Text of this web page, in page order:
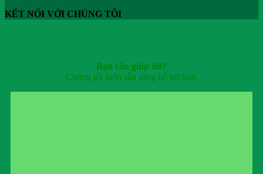
KẾT NỐI VỚI CHÚNG TÔI
Bạn cần giúp đỡ?
Chúng tôi luôn sẵn sàng hỗ trợ bạn.